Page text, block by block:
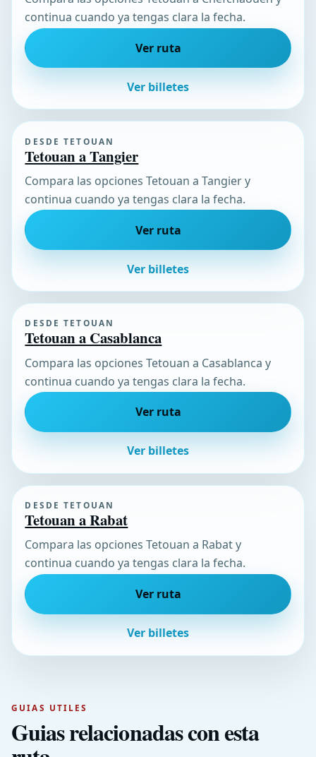
continua cuando ya tengas clara la fecha.
Ver ruta
Ver billetes
DESDE TETOUAN
Tetouan a Tangier
Compara las opciones Tetouan a Tangier y
continua cuando ya tengas clara la fecha.
Ver ruta
Ver billetes
DESDE TETOUAN
Tetouan a Casablanca
Compara las opciones Tetouan a Casablanca y
continua cuando ya tengas clara la fecha.
Ver ruta
Ver billetes
DESDE TETOUAN
Tetouan a Rabat
Compara las opciones Tetouan a Rabat y
continua cuando ya tengas clara la fecha.
Ver ruta
Ver billetes
GUIAS UTILES
Guias relacionadas con esta